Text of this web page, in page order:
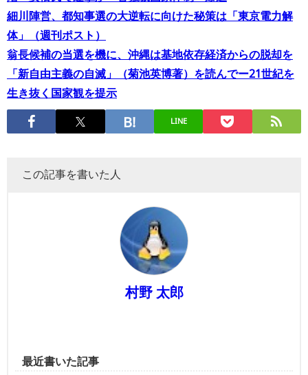
細川陣営、都知事選の大逆転に向けた秘策は「東京電力解
体」（週刊ポスト）
翁長候補の当選を機に、沖縄は基地依存経済からの脱却を
「新自由主義の自滅」（菊池英博著）を読んでー21世紀を
生き抜く国家観を提示
LINE
この記事を書いた人
村野 太郎
最近書いた記事